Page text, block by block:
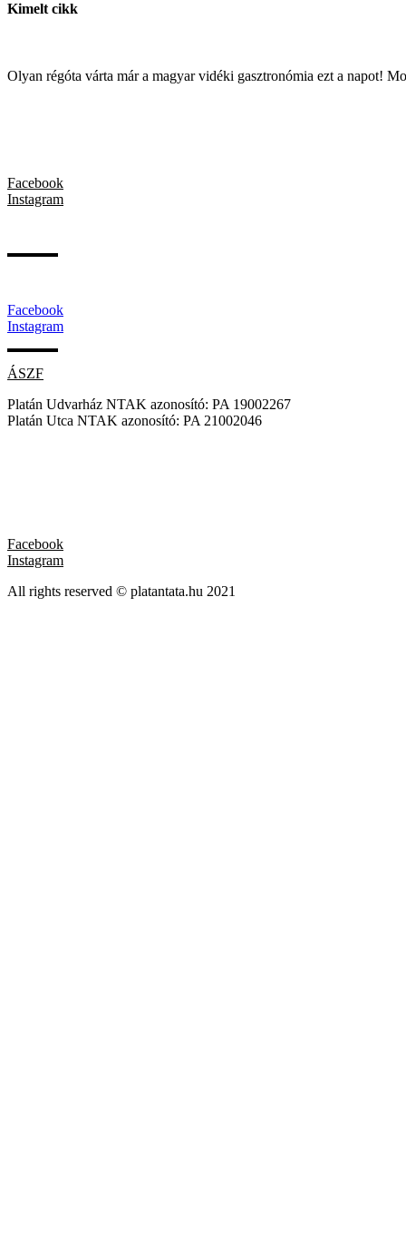
Kimelt cikk
Olyan régóta várta már a magyar vidéki gasztronómia ezt a napot!
Facebook
Instagram
Facebook
Instagram
ÁSZF
Platán Udvarház NTAK azonosító: PA 19002267
Platán Utca NTAK azonosító: PA 21002046
Facebook
Instagram
All rights reserved © platantata.hu 2021